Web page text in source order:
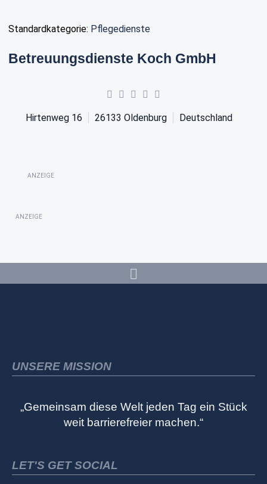
Standardkategorie: Pflegedienste
Betreuungsdienste Koch GmbH
Hirtenweg 16 26133 Oldenburg Deutschland
ANZEIGE
ANZEIGE
UNSERE MISSION
„Gemeinsam diese Welt jeden Tag ein Stück
weit barrierefreier machen.“
LET'S GET SOCIAL